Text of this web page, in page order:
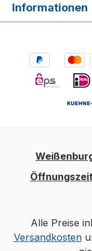
Informationen
Alle Preise
Versandkosten